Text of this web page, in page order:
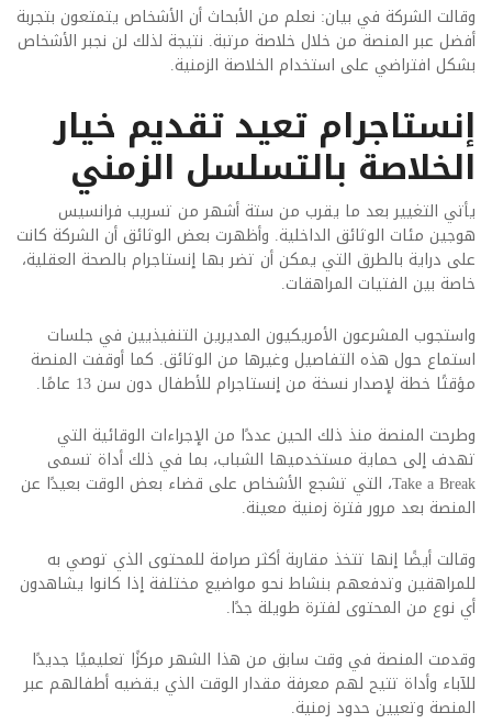
وقالت الشركة في بيان: نعلم من الأبحاث أن الأشخاص يتمتعون بتجربة
أفضل عبر المنصة من خلال خلاصة مرتبة. نتيجة لذلك لن نجبر الأشخاص
بشكل افتراضي على استخدام الخلاصة الزمنية.
إنستاجرام تعيد تقديم خيار
الخلاصة بالتسلسل الزمني
يأتي التغيير بعد ما يقرب من ستة أشهر من تسريب فرانسيس
هوجين مئات الوثائق الداخلية. وأظهرت بعض الوثائق أن الشركة كانت
على دراية بالطرق التي يمكن أن تضر بها إنستاجرام بالصحة العقلية،
خاصة بين الفتيات المراهقات.
واستجوب المشرعون الأمريكيون المديرين التنفيذيين في جلسات
استماع حول هذه التفاصيل وغيرها من الوثائق. كما أوقفت المنصة
مؤقتًا خطة لإصدار نسخة من إنستاجرام للأطفال دون سن 13 عامًا.
وطرحت المنصة منذ ذلك الحين عددًا من الإجراءات الوقائية التي
تهدف إلى حماية مستخدميها الشباب، بما في ذلك أداة تسمى
Take a Break، التي تشجع الأشخاص على قضاء بعض الوقت بعيدًا عن
المنصة بعد مرور فترة زمنية معينة.
وقالت أيضًا إنها تتخذ مقاربة أكثر صرامة للمحتوى الذي توصي به
للمراهقين وتدفعهم بنشاط نحو مواضيع مختلفة إذا كانوا يشاهدون
أي نوع من المحتوى لفترة طويلة جدًا.
وقدمت المنصة في وقت سابق من هذا الشهر مركزًا تعليميًا جديدًا
للآباء وأداة تتيح لهم معرفة مقدار الوقت الذي يقضيه أطفالهم عبر
المنصة وتعيين حدود زمنية.